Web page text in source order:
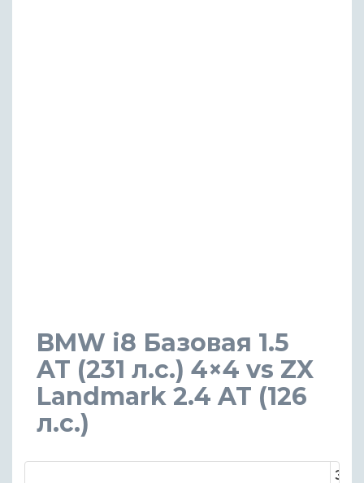
BMW i8 Базовая 1.5
AT (231 л.с.) 4×4 vs ZX
Landmark 2.4 AT (126
л.с.)